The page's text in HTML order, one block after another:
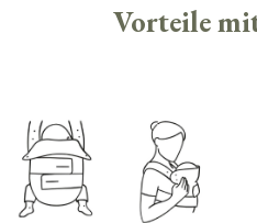
Vorteile